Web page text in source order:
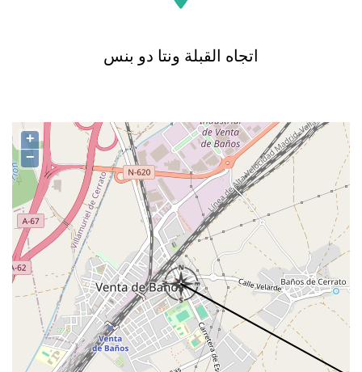
اتجاه القبلة ونتا دو بنس
+
−